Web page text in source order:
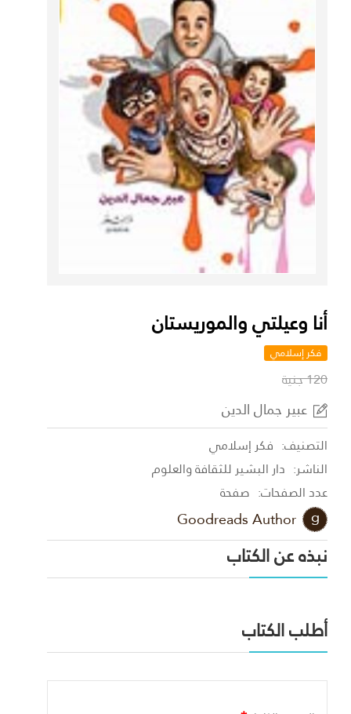
أنا وعيلتي والموريستان
فكر إسلامي
120 جنية
عبير جمال الدين
التصنيف: فكر إسلامي
الناشر: دار البشير للثقافة والعلوم
عدد الصفحات: صفحة
Goodreads Author
نبذه عن الكتاب
أطلب الكتاب